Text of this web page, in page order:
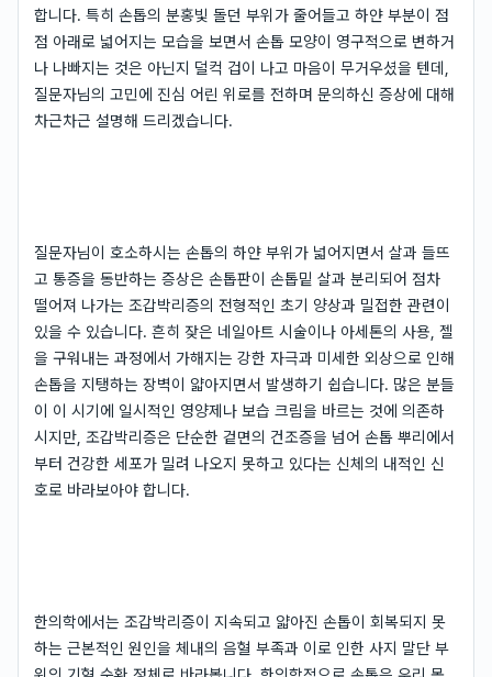
합니다. 특히 손톱의 분홍빛 돌던 부위가 줄어들고 하얀 부분이 점
점 아래로 넓어지는 모습을 보면서 손톱 모양이 영구적으로 변하거
나 나빠지는 것은 아닌지 덜컥 겁이 나고 마음이 무거우셨을 텐데,
질문자님의 고민에 진심 어린 위로를 전하며 문의하신 증상에 대해
차근차근 설명해 드리겠습니다.
질문자님이 호소하시는 손톱의 하얀 부위가 넓어지면서 살과 들뜨
고 통증을 동반하는 증상은 손톱판이 손톱밑 살과 분리되어 점차
떨어져 나가는 조갑박리증의 전형적인 초기 양상과 밀접한 관련이
있을 수 있습니다. 흔히 잦은 네일아트 시술이나 아세톤의 사용, 젤
을 구워내는 과정에서 가해지는 강한 자극과 미세한 외상으로 인해
손톱을 지탱하는 장벽이 얇아지면서 발생하기 쉽습니다. 많은 분들
이 이 시기에 일시적인 영양제나 보습 크림을 바르는 것에 의존하
시지만, 조갑박리증은 단순한 겉면의 건조증을 넘어 손톱 뿌리에서
부터 건강한 세포가 밀려 나오지 못하고 있다는 신체의 내적인 신
호로 바라보아야 합니다.
한의학에서는 조갑박리증이 지속되고 얇아진 손톱이 회복되지 못
하는 근본적인 원인을 체내의 음혈 부족과 이로 인한 사지 말단 부